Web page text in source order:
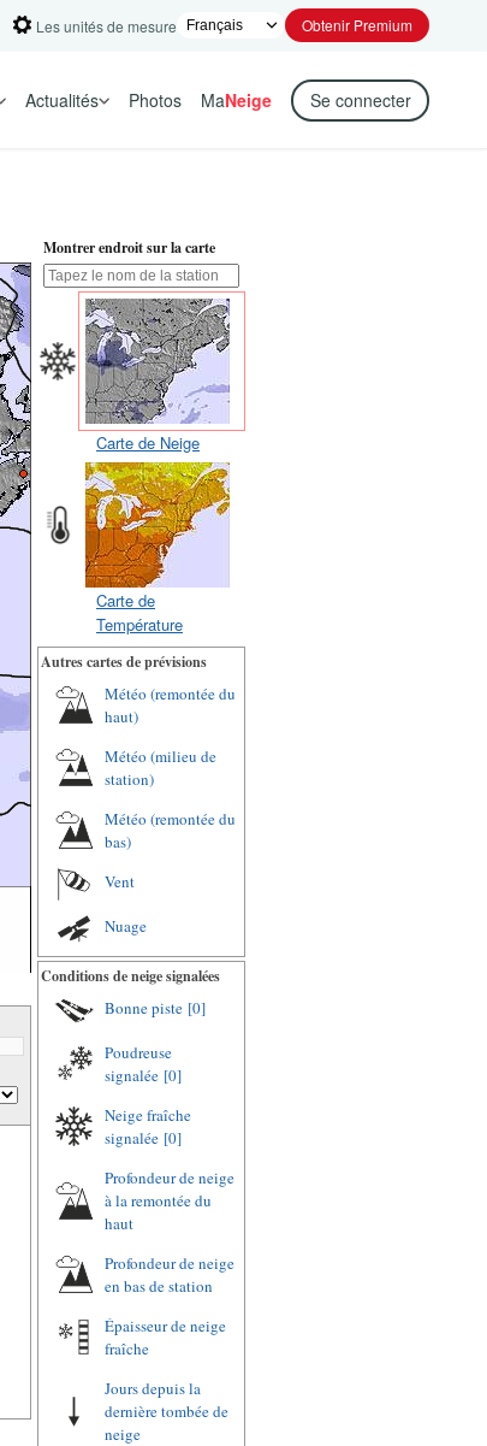
Les unités de mesure Obtenir Premium
Actualités Photos MaNeige Se connecter
Montrer endroit sur la carte
Carte de Neige
Carte de
Température
Autres cartes de prévisions
Météo (remontée du
haut)
Météo (milieu de
station)
Météo (remontée du
bas)
Vent
Nuage
Conditions de neige signalées
Bonne piste [0]
Poudreuse
signalée [0]
Neige fraîche
signalée [0]
Profondeur de neige
à la remontée du
haut
Profondeur de neige
en bas de station
Épaisseur de neige
fraîche
Jours depuis la
dernière tombée de
neige